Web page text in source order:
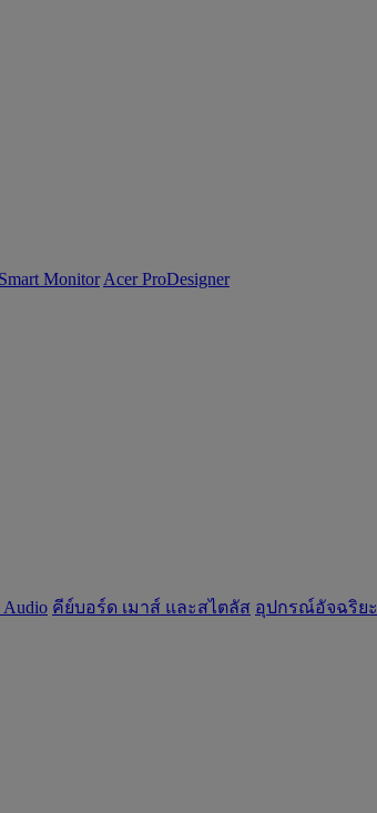
Monitor Acer ProDesigner
Audio คีย์บอร์ด เมาส์ และสไตลัส อุปกรณ์อัจฉริยะ